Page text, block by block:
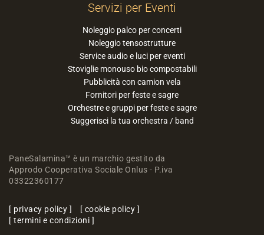
Servizi per Eventi
Noleggio palco per concerti
Noleggio tensostrutture
Service audio e luci per eventi
Stoviglie monouso bio compostabili
Pubblicità con camion vela
Fornitori per feste e sagre
Orchestre e gruppi per feste e sagre
Suggerisci la tua orchestra / band
PaneSalamina™ è un marchio gestito da
Approdo Cooperativa Sociale Onlus - P.iva
03322360177
privacy policy
cookie policy
termini e condizioni